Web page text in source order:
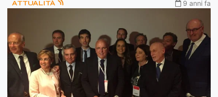
ATTUALITÀ 9 anni fa